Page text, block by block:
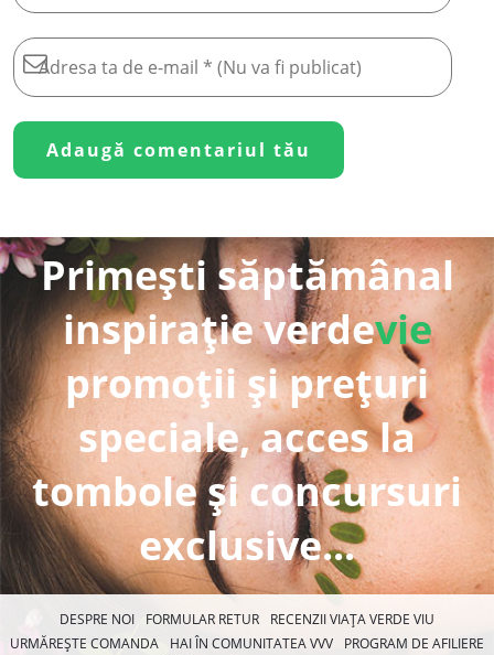
Primești săptămânal
inspirație verdevie
promoții și prețuri
speciale, acces la
tombole și concursuri
exclusive...
DESPRE NOI FORMULAR RETUR
RECENZII VIAȚA VERDE VIU
URMĂREȘTE COMANDA
HAI ÎN COMUNITATEA VVV
PROGRAM DE AFILIERE